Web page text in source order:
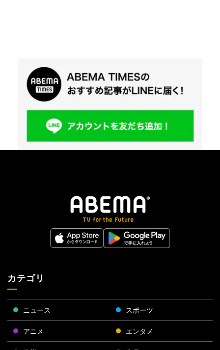
カテゴリ
ニュース スポーツ
アニメ エンタメ